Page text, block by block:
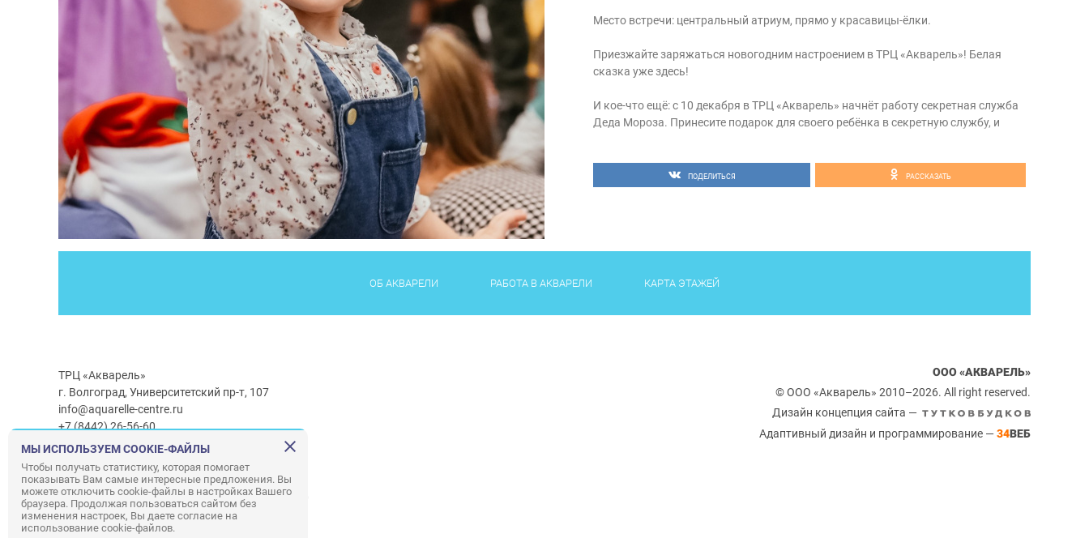
Место встречи: центральный атриум, прямо у красавицы-ёлки.
Приезжайте заряжаться новогодним настроением в ТРЦ «Акварель»! Белая
сказка уже здесь!
И кое-что ещё: с 10 декабря в ТРЦ «Акварель» начнёт работу секретная служба
Деда Мороза. Принесите подарок для своего ребёнка в секретную службу, и
ПОДЕЛИТЬСЯ РАССКАЗАТЬ
ОБ АКВАРЕЛИ РАБОТА В АКВАРЕЛИ КАРТА ЭТАЖЕЙ
ТРЦ «Акварель»
г. Волгоград, Университетский пр-т, 107
info@aquarelle-centre.ru
+7 (8442) 26-56-60
Часы работы ТРЦ: с 10:00 до 22:00
Часы работы г/м Ашан:с 08:00 до 23:00
Часы работыг/мЛемана ПРО:с 08:00 до 22:00
Правила посещения ТРЦ «Акварель»
ООО «АКВАРЕЛЬ»
© ООО «Акварель» 2010–2026. All right reserved.
Дизайн концепция сайта —
Адаптивный дизайн и программирование — 34ВЕБ
МЫ ИСПОЛЬЗУЕМ COOKIE-ФАЙЛЫ
Чтобы получать статистику, которая помогает
показывать Вам самые интересные предложения. Вы
можете отключить cookie-файлы в настройках Вашего
браузера. Продолжая пользоваться сайтом без
изменения настроек, Вы даете согласие на
использование cookie-файлов.